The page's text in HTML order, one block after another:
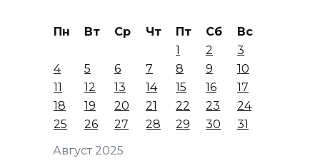
Август 2025
Пн Вт Ср Чт Пт Сб
Вс
1
2
3
4
5 6 7 8 9
10
11
12 13 14 15 16
17
18
19 20 21 22 23
24
25
26 27 28 29 30 31